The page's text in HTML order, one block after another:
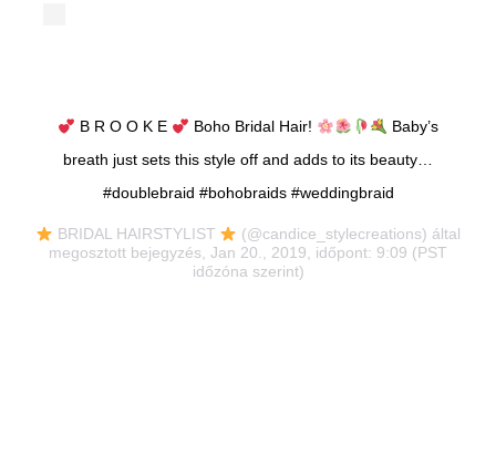
B R O O K E Boho Bridal Hair!
Baby’s
breath just sets this style off and adds to its beauty…
#doublebraid #bohobraids #weddingbraid
BRIDAL HAIRSTYLIST
(@candice_stylecreations) által
megosztott bejegyzés, Jan 20., 2019, időpont: 9:09 (PST
időzóna szerint)